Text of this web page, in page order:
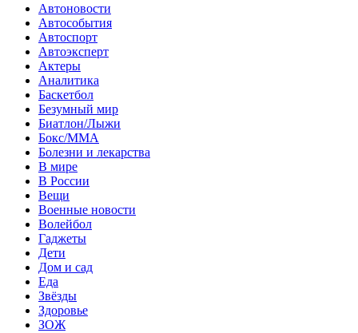
Автоновости
Автособытия
Автоспорт
Автоэксперт
Актеры
Аналитика
Баскетбол
Безумный мир
Биатлон/Лыжи
Бокс/MMA
Болезни и лекарства
В мире
В России
Вещи
Военные новости
Волейбол
Гаджеты
Дети
Дом и сад
Еда
Звёзды
Здоровье
ЗОЖ